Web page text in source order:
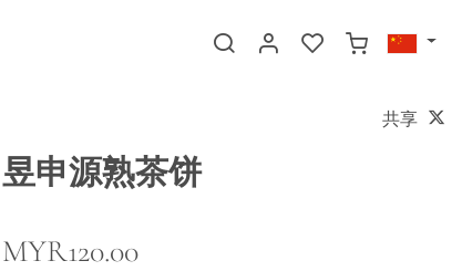
共享
昱申源熟茶饼
MYR120.00